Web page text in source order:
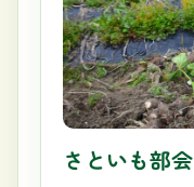
さといも部会